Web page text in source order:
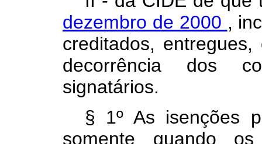
dezembro de 2000 ,
creditados,
decorrência dos
signatários.
§ 1º As isenções
somente quando